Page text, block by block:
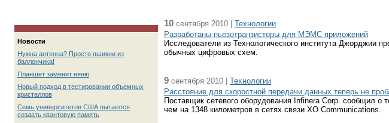
Новости
Нужна антенна? Просто пшикни из
баллончика!
Планшет заменит няню
Новый подход в тестировании объемных
кристаллов
Семь университетов США пытаются
создать квантовую память
10 сентября 2010 | Технологии
Разработаны пьезотранзисторы для МЭМС приложений
Исследователи из Технологического института Джорджии
обычных цифровых схем.
9 сентября 2010 | Технологии
Расстояние для скоростной передачи данных теперь не
Поставщик сетевого оборудования Infinera Corp. сообщил о
чем на 1348 километров в сетях связи XO Communications.